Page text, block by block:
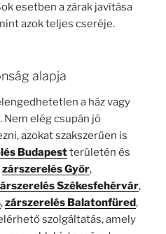
esetben a zárak javítása
azok teljes cseréje.
alapja
a ház vagy
Nem elég csupán jó
azokat szakszerűen is
Budapestterületén és
zárszerelés Győr,
Székesfehérvár,
,zárszerelés Balatonfüred,
szolgáltatás, amely